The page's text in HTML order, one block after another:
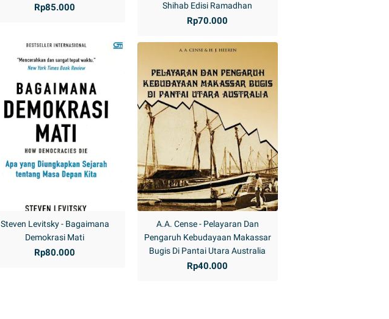
Rp85.000
Shihab Edisi Ramadhan
Rp70.000
Steven Levitsky - Bagaimana
Demokrasi Mati
Rp80.000
A.A. Cense - Pelayaran Dan
Pengaruh Kebudayaan Makassar
Bugis Di Pantai Utara Australia
Rp40.000